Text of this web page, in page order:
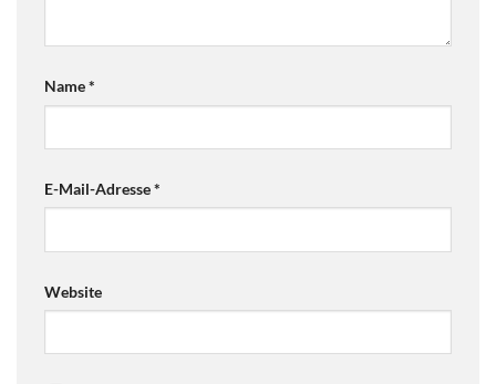
Name*
E-Mail-Adresse*
Website